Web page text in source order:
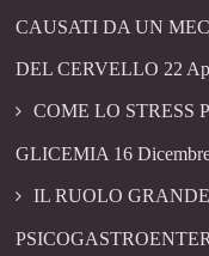
CAUSATI DA UN
DEL CERVELLO 22
COME LO STRESS
GLICEMIA 16
IL RUOLO